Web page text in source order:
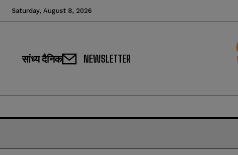
Saturday, August 8, 2026
सांध्य दैनिक NEWSLETTER